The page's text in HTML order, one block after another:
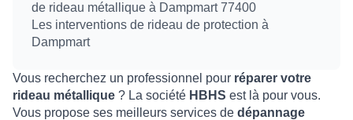
de rideau métallique à Dampmart 77400
Les interventions de rideau de protection à
Dampmart
Vous recherchez un professionnel pour réparer votre
rideau métallique ? La société HBHS est là pour vous.
Vous propose ses meilleurs services de dépannage